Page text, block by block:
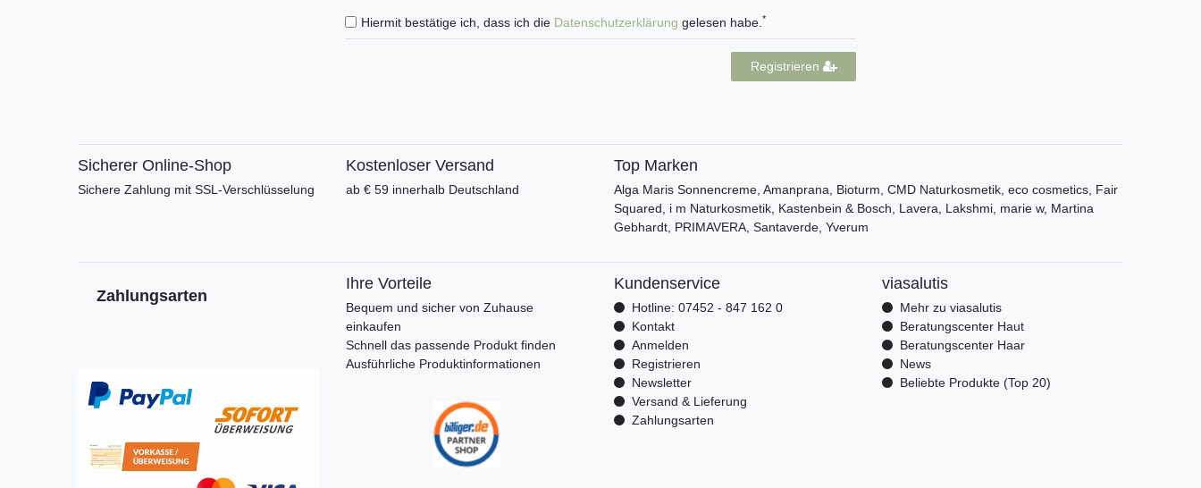
Hiermit bestätige ich, dass ich die Daten­schutz­erklärung gelesen habe.*
Registrieren
Sicherer Online-Shop
Sichere Zahlung mit SSL-Verschlüsselung
Kostenloser Versand
ab € 59 innerhalb Deutschland
Top Marken
Alga Maris Sonnencreme, Amanprana, Bioturm, CMD Naturkosmetik, eco cosmetics, Fair
Squared, i m Naturkosmetik, Kastenbein & Bosch, Lavera, Lakshmi, marie w, Martina
Gebhardt, PRIMAVERA, Santaverde, Yverum
Zahlungsarten
Ihre Vorteile
Bequem und sicher von Zuhause
einkaufen
Schnell das passende Produkt finden
Ausführliche Produktinformationen
Kundenservice
Hotline: 07452 - 847 162 0
Kontakt
Anmelden
Registrieren
Newsletter
Versand & Lieferung
Zahlungsarten
viasalutis
Mehr zu viasalutis
Beratungscenter Haut
Beratungscenter Haar
News
Beliebte Produkte (Top 20)